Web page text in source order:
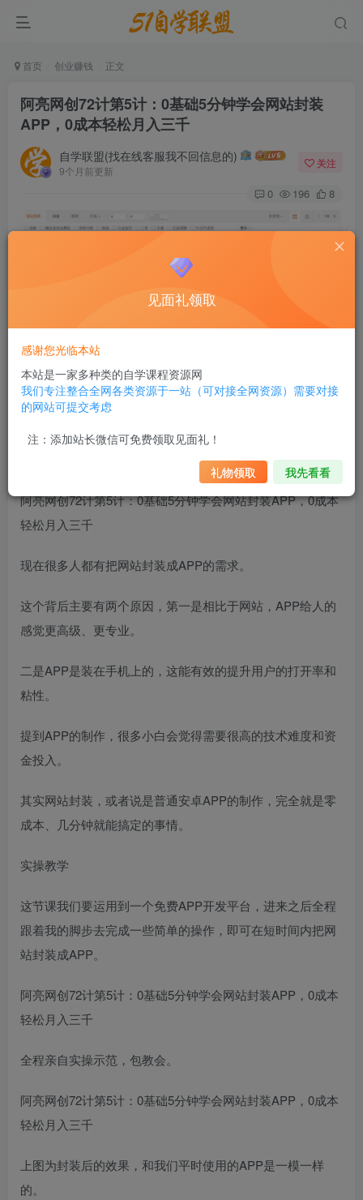
首页 创业赚钱 正文
阿亮网创72计第5计：0基础5分钟学会网站封装
APP，0成本轻松月入三千
自学联盟(找在线客服我不回信息的)
9个月前更新
关注
0 196 8
阿亮网创72计第5计：0基础5分钟学会网站封装APP，0成本
轻松月入三千
现在很多人都有把网站封装成APP的需求。
这个背后主要有两个原因，第一是相比于网站，APP给人的
感觉更高级、更专业。
二是APP是装在手机上的，这能有效的提升用户的打开率和
粘性。
提到APP的制作，很多小白会觉得需要很高的技术难度和资
金投入。
其实网站封装，或者说是普通安卓APP的制作，完全就是零
成本、几分钟就能搞定的事情。
实操教学
这节课我们要运用到一个免费APP开发平台，进来之后全程
跟着我的脚步去完成一些简单的操作，即可在短时间内把网
站封装成APP。
阿亮网创72计第5计：0基础5分钟学会网站封装APP，0成本
轻松月入三千
全程亲自实操示范，包教会。
阿亮网创72计第5计：0基础5分钟学会网站封装APP，0成本
轻松月入三千
上图为封装后的效果，和我们平时使用的APP是一模一样
的。
见面礼领取
感谢您光临本站
本站是一家多种类的自学课程资源网
我们专注整合全网各类资源于一站（可对接全网资源）需要对接
的网站可提交考虑
注：添加站长微信可免费领取见面礼！
礼物领取 我先看看